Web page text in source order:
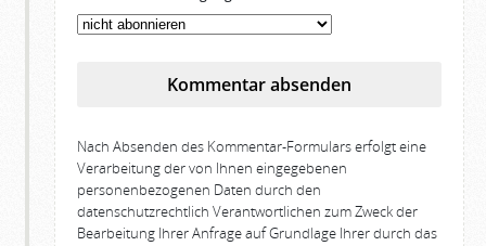
Kommentar absenden
Nach Absenden des Kommentar-Formulars erfolgt eine
Verarbeitung der von Ihnen eingegebenen
personenbezogenen Daten durch den
datenschutzrechtlich Verantwortlichen zum Zweck der
Bearbeitung Ihrer Anfrage auf Grundlage Ihrer durch das